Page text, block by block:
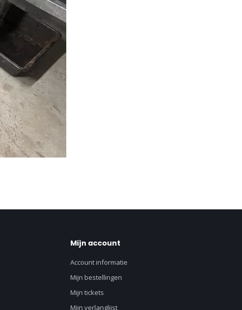
Mijn account
Account informatie
Mijn bestellingen
Mijn tickets
Mijn verlanglijst